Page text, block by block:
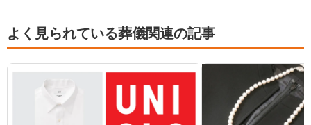
よく見られている葬儀関連の記事